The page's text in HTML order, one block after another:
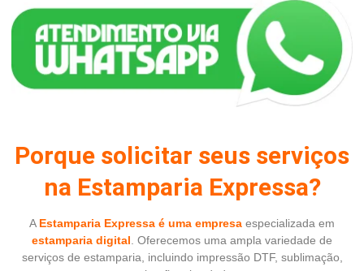
Porque solicitar seus serviços
na Estamparia Expressa?
A Estamparia Expressa é uma empresa especializada em
estamparia digital. Oferecemos uma ampla variedade de
serviços de estamparia, incluindo impressão DTF, sublimação,